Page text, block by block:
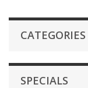
CATEGORIES
SPECIALS